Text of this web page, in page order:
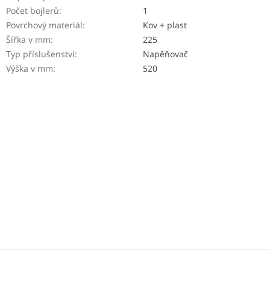
Počet bojlerů:
1
Povrchový materiál:
Kov + plast
Šířka v mm:
225
Typ příslušenství:
Napěňovač
Výška v mm: 520